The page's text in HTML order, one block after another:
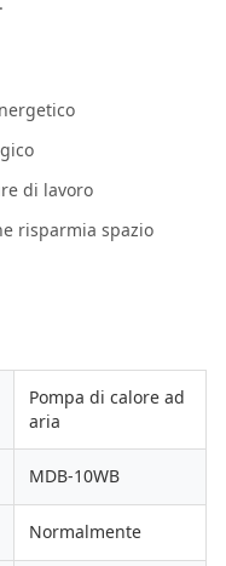
di lavoro
risparmia spazio
Pompa di calore ad
aria
MDB-10WB
Normalmente